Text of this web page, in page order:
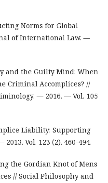
Norms for Global
of International Law. —
and the Guilty Mind: When
Criminal Accomplices? //
— 2016. — Vol. 105
Liability: Supporting
Vol. 123 (2). 460-494.
the Gordian Knot of Mens
// Social Philosophy and